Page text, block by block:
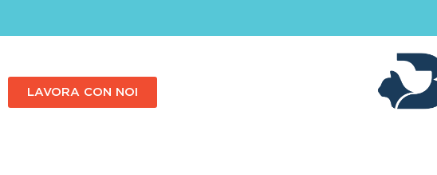
LAVORA CON NOI